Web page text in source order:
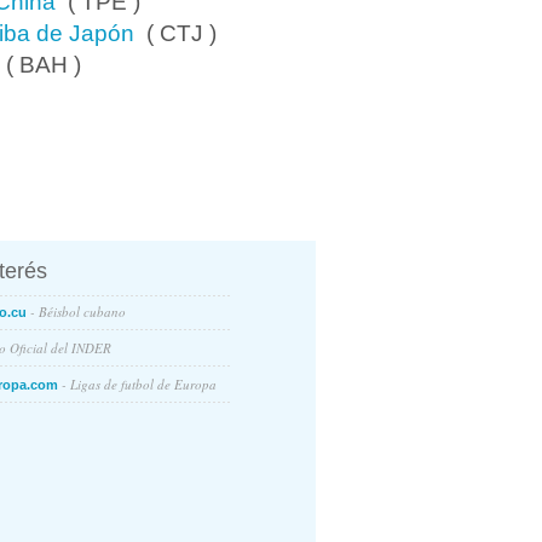
de Japón ( CTJ )
BAH )
- Béisbol cubano
Oficial del INDER
- Ligas de futbol de Europa